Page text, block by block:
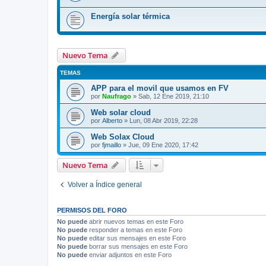
Energía solar térmica
Nuevo Tema
TEMAS
APP para el movil que usamos en FV
por Naufrago » Sab, 12 Ene 2019, 21:10
Web solar cloud
por Alberto » Lun, 08 Abr 2019, 22:28
Web Solax Cloud
por fjmaillo » Jue, 09 Ene 2020, 17:42
Nuevo Tema
Volver a Índice general
PERMISOS DEL FORO
No puede abrir nuevos temas en este Foro
No puede responder a temas en este Foro
No puede editar sus mensajes en este Foro
No puede borrar sus mensajes en este Foro
No puede enviar adjuntos en este Foro